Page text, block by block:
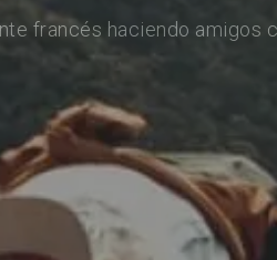
francés haciendo amigos